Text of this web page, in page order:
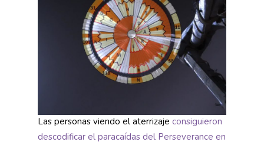
Las personas viendo el aterrizaje consiguieron
descodificar el paracaídas del Perseverance en